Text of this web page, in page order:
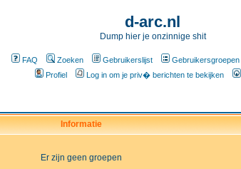
d-arc.nl
Dump hier je onzinnige shit
FAQ Zoeken Gebruikerslijst Gebruikersgroepen
Profiel
Log in om je priv� berichten te bekijken
Informatie
Er zijn geen groepen